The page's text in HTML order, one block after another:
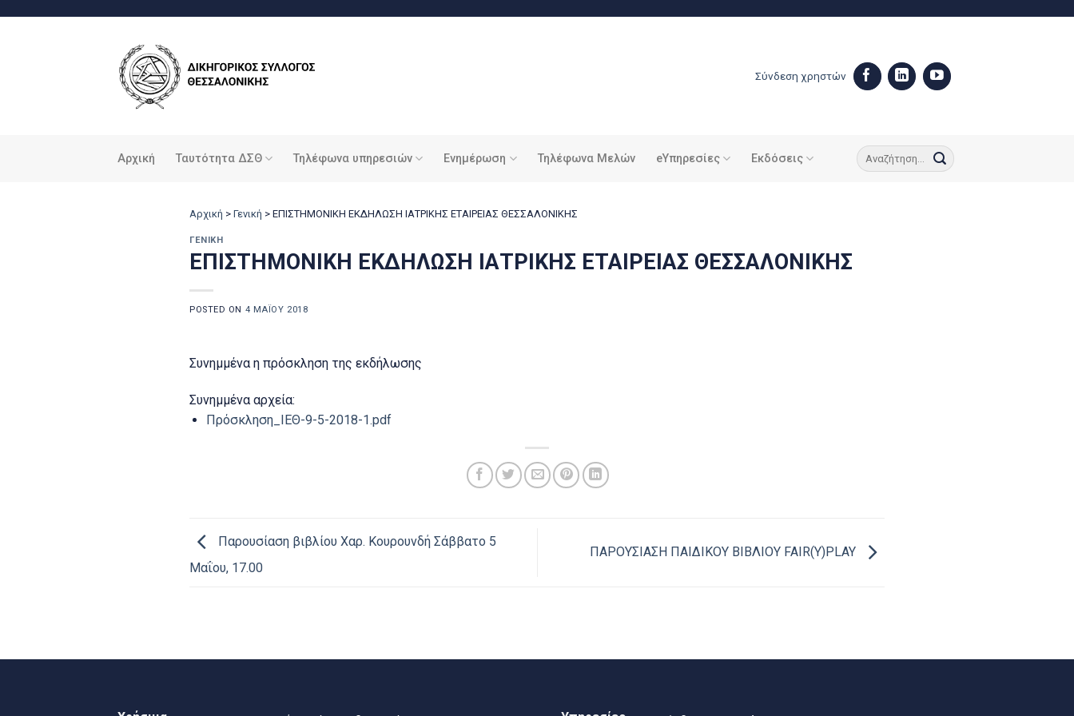
Σύνδεση χρηστών
Αρχική Ταυτότητα ΔΣΘ Τηλέφωνα υπηρεσιών Ενημέρωση Τηλέφωνα Μελών eΥπηρεσίες Εκδόσεις
Αρχική > Γενική > ΕΠΙΣΤΗΜΟΝΙΚΗ ΕΚΔΗΛΩΣΗ ΙΑΤΡΙΚΗΣ ΕΤΑΙΡΕΙΑΣ ΘΕΣΣΑΛΟΝΙΚΗΣ
ΓΕΝΙΚΉ
ΕΠΙΣΤΗΜΟΝΙΚΗ ΕΚΔΗΛΩΣΗ ΙΑΤΡΙΚΗΣ ΕΤΑΙΡΕΙΑΣ ΘΕΣΣΑΛΟΝΙΚΗΣ
POSTED ON 4 ΜΑΪ́ΟΥ 2018
Συνημμένα η πρόσκληση της εκδήλωσης
Συνημμένα αρχεία:
Πρόσκληση_ΙΕΘ-9-5-2018-1.pdf
Παρουσίαση βιβλίου Χαρ. Κουρουνδή Σάββατο 5
Μαΐου, 17.00
ΠΑΡΟΥΣΙΑΣΗ ΠΑΙΔΙΚΟΥ ΒΙΒΛΙΟΥ FAIR(Y)PLAY